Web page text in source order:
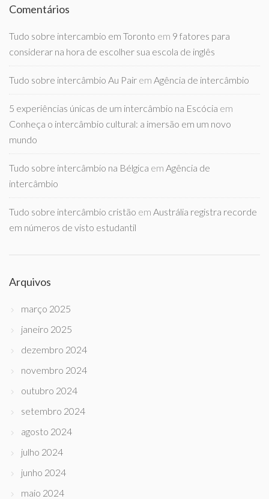
Comentários
Tudo sobre intercambio em Toronto em 9 fatores para
considerar na hora de escolher sua escola de inglês
Tudo sobre intercâmbio Au Pair em Agência de intercâmbio
5 experiências únicas de um intercâmbio na Escócia em
Conheça o intercâmbio cultural: a imersão em um novo
mundo
Tudo sobre intercâmbio na Bélgica em Agência de
intercâmbio
Tudo sobre intercâmbio cristão em Austrália registra recorde
em números de visto estudantil
Arquivos
março 2025
janeiro 2025
dezembro 2024
novembro 2024
outubro 2024
setembro 2024
agosto 2024
julho 2024
junho 2024
maio 2024